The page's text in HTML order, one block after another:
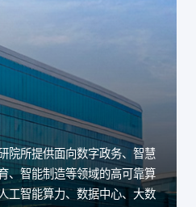
院所提供面向数字政务、智慧
、智能制造等领域的高可靠算
工智能算力、数据中心、大数